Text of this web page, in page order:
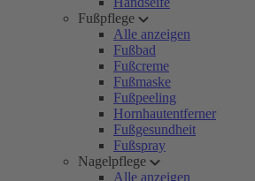
Fußpflege
Alle anzeigen
Fußbad
Fußcreme
Fußmaske
Fußpeeling
Hornhautentferner
Fußgesundheit
Fußspray
Nagelpflege
Alle anzeigen